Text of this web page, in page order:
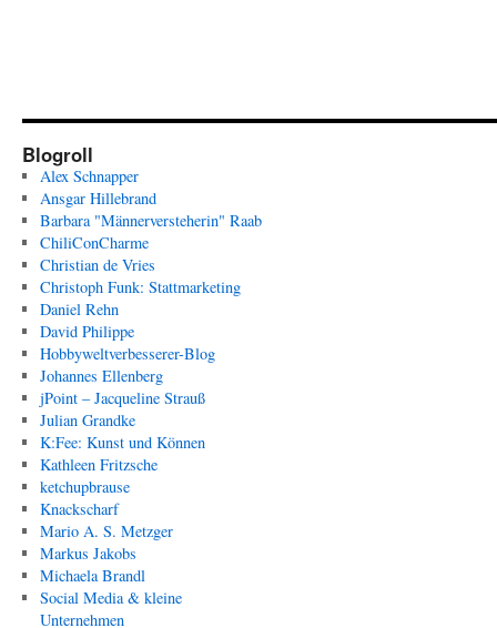
Blogroll
Alex Schnapper
Ansgar Hillebrand
Barbara "Männerversteherin" Raab
ChiliConCharme
Christian de Vries
Christoph Funk: Stattmarketing
Daniel Rehn
David Philippe
Hobbyweltverbesserer-Blog
Johannes Ellenberg
jPoint – Jacqueline Strauß
Julian Grandke
K:Fee: Kunst und Können
Kathleen Fritzsche
ketchupbrause
Knackscharf
Mario A. S. Metzger
Markus Jakobs
Michaela Brandl
Social Media & kleine
Unternehmen